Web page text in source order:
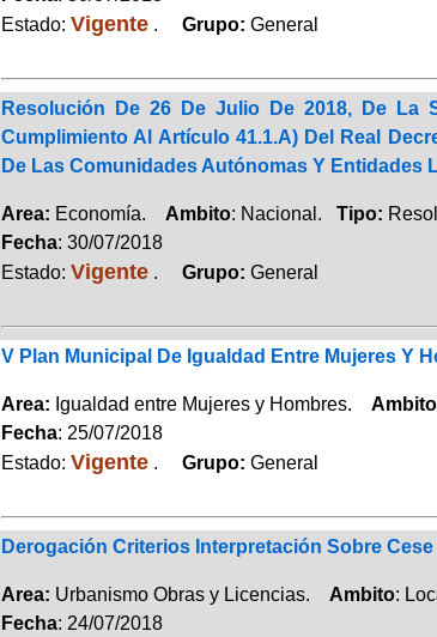
Estado: Vigente. Grupo: General
Resolución De 26 De Julio De 2018, De La
Cumplimiento Al Artículo 41.1.A) Del Real
De Las Comunidades Autónomas Y Entidades
Area: Economía. Ambito: Nacional. Tipo:
Fecha: 30/07/2018
Estado: Vigente. Grupo: General
V Plan Municipal De Igualdad Entre Mujeres Y
Area: Igualdad entre Mujeres y Hombres. Ambito
Fecha: 25/07/2018
Estado: Vigente. Grupo: General
Derogación Criterios Interpretación Sobre
Area: Urbanismo Obras y Licencias. Ambito:
Fecha: 24/07/2018